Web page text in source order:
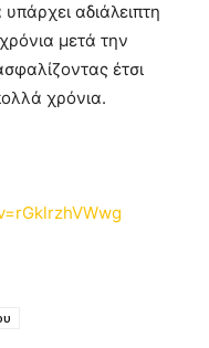
αδιάλειπτη
μετά την
έτσι
χρόνια.